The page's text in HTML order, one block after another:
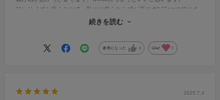
ワンサイズと言うことで、私には着られた感が否めず165cmの娘にあ
続きを読む
参考になった 0 Like! 0
2025.7.3